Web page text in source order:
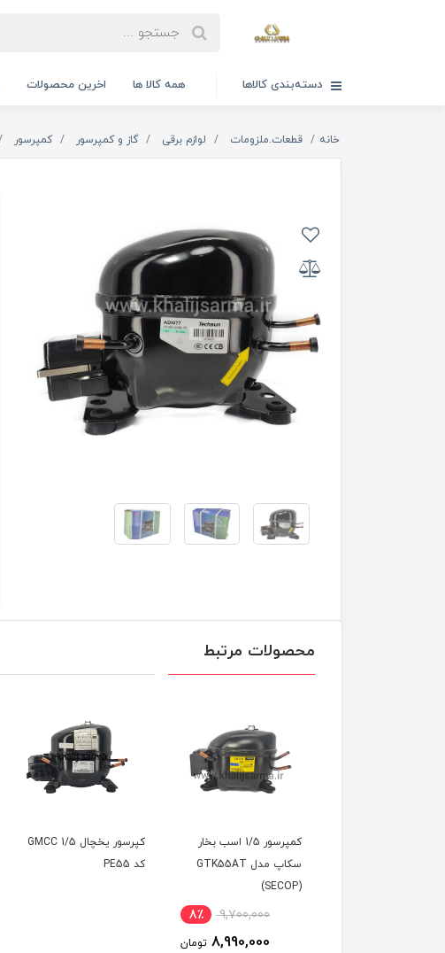
دسته‌بندی کالاها همه کالا ها اخرین محصولات
خانه قطعات.ملزومات لوازم برقی گاز و کمپرسور کمپرسور
محصولات مرتبط
کمپرسور 1/5 اسب بخار
سکاپ مدل GTK55AT
(SECOP)
9,700,000 8٪
8,990,000 تومان
کپرسور یخچال GMCC 1/5
کد PE55